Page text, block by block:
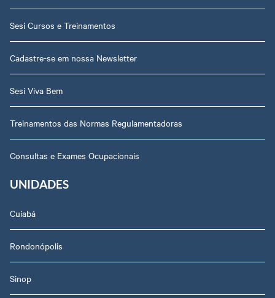
Sesi Cursos e Treinamentos
Cadastre-se em nossa Newsletter
Sesi Viva Bem
Treinamentos das Normas Regulamentadoras
Consultas e Exames Ocupacionais
UNIDADES
Cuiabá
Rondonópolis
Sinop